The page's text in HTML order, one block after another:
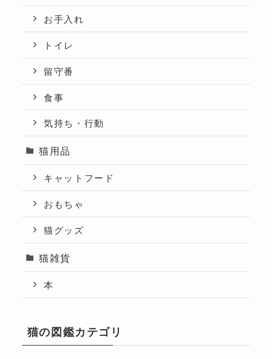
お手入れ
トイレ
留守番
食事
気持ち・行動
猫用品
キャットフード
おもちゃ
猫グッズ
猫雑貨
本
猫の図鑑カテゴリ